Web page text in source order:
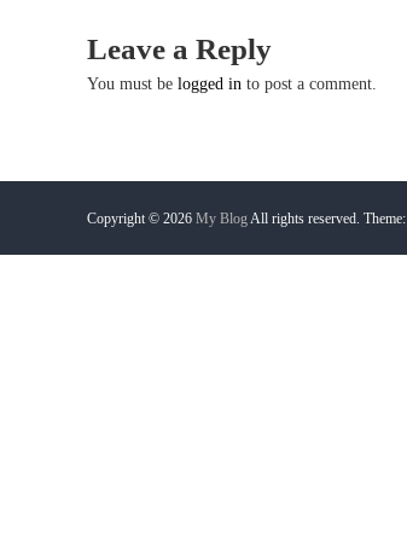
s
t
a
v
Leave a Reply
You must be logged in to post a comment.
Copyright © 2026 My BlogAll rights reserved. Theme: